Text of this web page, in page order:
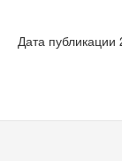
Дата публикации